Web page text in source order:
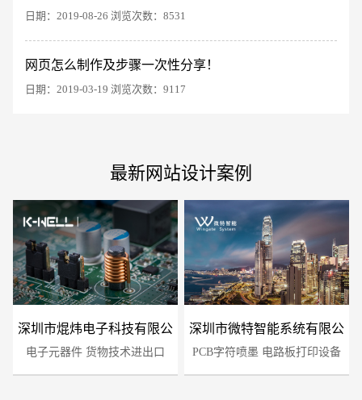
日期：2019-08-26 浏览次数：8531
网页怎么制作及步骤一次性分享！
日期：2019-03-19 浏览次数：9117
最新网站设计案例
深圳市焜炜电子科技有限公
司
电子元器件 货物技术进出口
深圳市微特智能系统有限公
司
PCB字符喷墨 电路板打印设备